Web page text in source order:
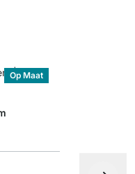
Op Maat